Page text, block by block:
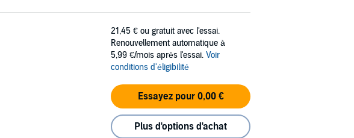
21,45 € ou gratuit avec l'essai.
Renouvellement automatique à
5,99 €/mois après l'essai. Voir
conditions d'éligibilité
Essayez pour 0,00 €
Plus d'options d'achat